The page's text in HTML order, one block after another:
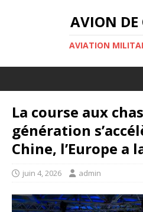
AVION DE
AVIATION
La course aux
génération
Chine, l’Europe a
juin 4, 2026 admin